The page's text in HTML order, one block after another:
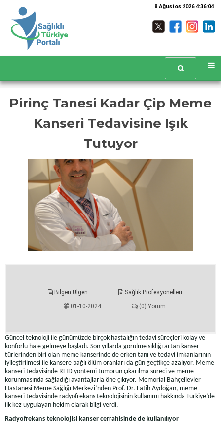
8 Ağustos 2026 4:36:04
Pirinç Tanesi Kadar Çip Meme
Kanseri Tedavisine Işık
Tutuyor
Bilgen Ülgen
Sağlık Profesyonelleri
01-10-2024
(0) Yorum
Güncel teknoloji ile günümüzde birçok hastalığın tedavi süreçleri kolay ve
konforlu hale gelmeye başladı. Son yıllarda görülme sıklığı artan kanser
türlerinden biri olan meme kanserinde de erken tanı ve tedavi imkanlarının
iyileştirilmesi ile kansere bağlı ölüm oranları da gün geçtikçe azalıyor. Meme
kanseri tedavisinde RFID yöntemi tümörün çıkarılma süreci ve meme
korunmasında sağladığı avantajlarla öne çıkıyor. Memorial Bahçelievler
Hastanesi Meme Sağlığı Merkezi’nden Prof. Dr. Fatih Aydoğan, meme
kanseri tedavisinde radyofrekans teknolojisinin kullanımı hakkında Türkiye’de
ilk kez uygulayan hekim olarak bilgi verdi.
Radyofrekans teknolojisi kanser cerrahisinde de kullanılıyor